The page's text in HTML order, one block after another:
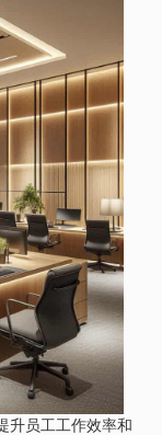
升员工工作效率和